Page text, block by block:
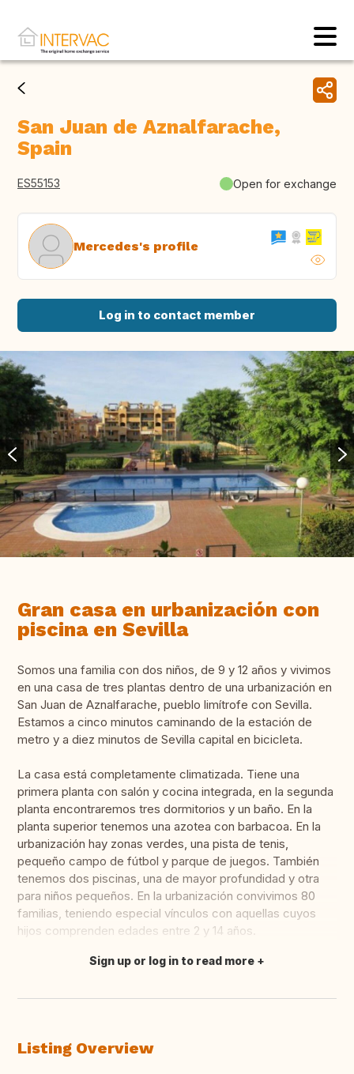
San Juan de Aznalfarache,
Spain
ES55153 Open for exchange
Mercedes's profile
Log in to contact member
Gran casa en urbanización con
piscina en Sevilla
Somos una familia con dos niños, de 9 y 12 años y vivimos
en una casa de tres plantas dentro de una urbanización en
San Juan de Aznalfarache, pueblo limítrofe con Sevilla.
Estamos a cinco minutos caminando de la estación de
metro y a diez minutos de Sevilla capital en bicicleta.
La casa está completamente climatizada. Tiene una
primera planta con salón y cocina integrada, en la segunda
planta encontraremos tres dormitorios y un baño. En la
planta superior tenemos una azotea con barbacoa. En la
urbanización hay zonas verdes, una pista de tenis,
pequeño campo de fútbol y parque de juegos. También
tenemos dos piscinas, una de mayor profundidad y otra
para niños pequeños. En la urbanización convivimos 80
familias, teniendo especial vínculos con aquellas cuyos
hijos comprenden edades entre 2 y 14 años.
Translate this
Sign up or log in to read more
Listing Overview